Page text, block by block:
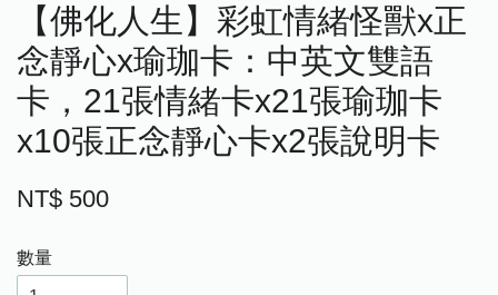
【佛化人生】彩虹情緒怪獸x正
念靜心x瑜珈卡：中英文雙語
卡，21張情緒卡x21張瑜珈卡
x10張正念靜心卡x2張說明卡
NT$ 500
數量